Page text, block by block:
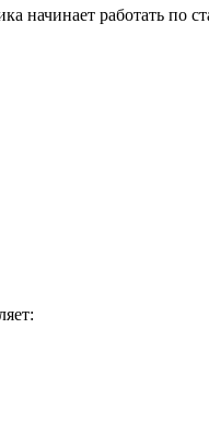
начинает работать по